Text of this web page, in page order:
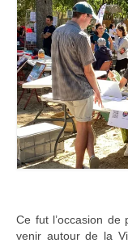
LE WATT
Parc
Les
Ce fut l’occasion
venir autour de la